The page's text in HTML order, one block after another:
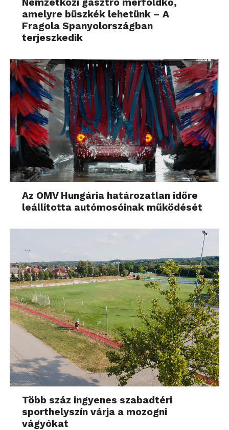
amelyre büszkék lehetünk – A
Fragola Spanyolországban
terjeszkedik
Az OMV Hungária határozatlan időre
leállította autómosóinak működését
Több száz ingyenes szabadtéri
sporthelyszín várja a mozogni
vágyókat